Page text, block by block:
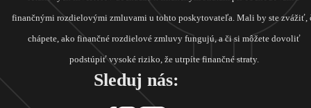
finančnými rozdielovými zmluvami u tohto poskytovateľa. Mali by ste zvážiť,
chápete, ako finančné rozdielové zmluvy fungujú, a či si môžete dovoliť
podstúpiť vysoké riziko, že utrpíte finančné straty.
Sleduj nás: